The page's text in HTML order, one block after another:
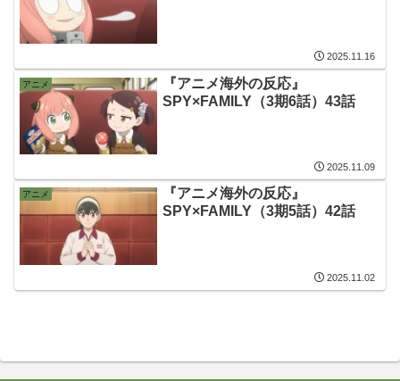
2025.11.16
アニメ
『アニメ海外の反応』
SPY×FAMILY（3期6話）43話
2025.11.09
アニメ
『アニメ海外の反応』
SPY×FAMILY（3期5話）42話
2025.11.02